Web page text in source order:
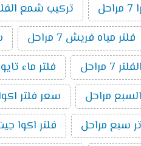
تركيب شمع الفلتر 7
فلتر مياه فريش 7 مراحل
مراحل فلتر ماء
مراحل سعر فلتر اكوا بيور
سبع مراحل فلتر اكوا جيت ٧